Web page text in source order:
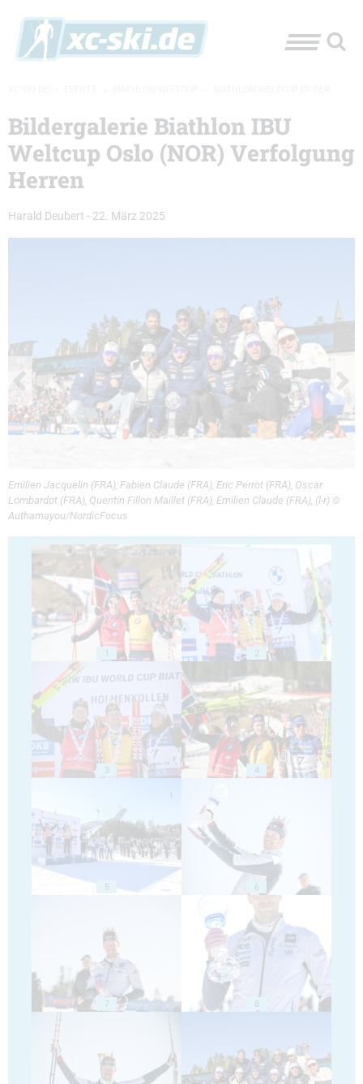
Bildergalerie Biathlon IBU
Weltcup Oslo (NOR) Verfolgung
Herren
Harald Deubert - 22. März 2025
Emilien Jacquelin (FRA), Fabien Claude (FRA), Eric Perrot (FRA), Oscar
Lombardot (FRA), Quentin Fillon Maillet (FRA), Emilien Claude (FRA), (l-r) ©
Authamayou/NordicFocus
1 2
3 4
5 6
7 8